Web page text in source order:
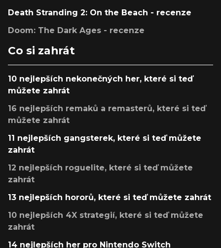
Death Stranding 2: On the Beach - recenze
Doom: The Dark Ages - recenze
Co si zahrát
10 nejlepších nekonečných her, které si teď
můžete zahrát
16 nejlepších remaků a remasterů, které si teď
můžete zahrát
11 nejlepších gangsterek, které si teď můžete
zahrát
12 nejlepších roguelite, které si teď můžete
zahrát
13 nejlepších hororů, které si teď můžete zahrát
10 nejlepších 4X strategií, které si teď můžete
zahrát
14 nejlepších her pro Nintendo Switch